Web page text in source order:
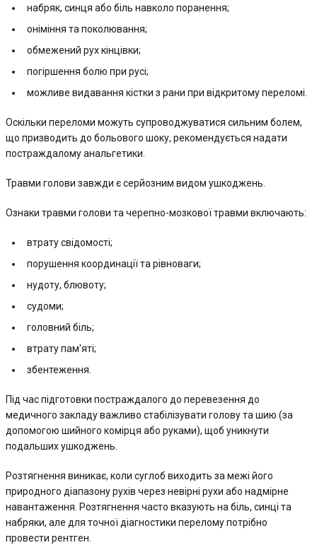
набряк, синця або біль навколо поранення;
оніміння та поколювання;
обмежений рух кінцівки;
погіршення болю при русі;
можливе видавання кістки з рани при відкритому переломі.
Оскільки переломи можуть супроводжуватися сильним болем,
що призводить до больового шоку, рекомендується надати
постраждалому анальгетики.
Травми голови завжди є серйозним видом ушкоджень.
Ознаки травми голови та черепно-мозкової травми включають:
втрату свідомості;
порушення координації та рівноваги;
нудоту, блювоту;
судоми;
головний біль;
втрату пам'яті;
збентеження.
Під час підготовки постраждалого до перевезення до
медичного закладу важливо стабілізувати голову та шию (за
допомогою шийного комірця або руками), щоб уникнути
подальших ушкоджень.
Розтягнення виникає, коли суглоб виходить за межі його
природного діапазону рухів через невірні рухи або надмірне
навантаження. Розтягнення часто вказують на біль, синці та
набряки, але для точної діагностики перелому потрібно
провести рентген.